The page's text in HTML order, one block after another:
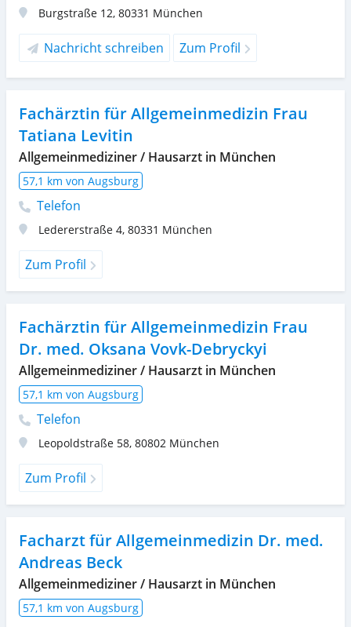
Burgstraße 12, 80331 München
Nachricht schreiben Zum Profil
Fachärztin für Allgemeinmedizin Frau
Tatiana Levitin
Allgemeinmediziner / Hausarzt in München
57,1 km von Augsburg
Telefon
Ledererstraße 4, 80331 München
Zum Profil
Fachärztin für Allgemeinmedizin Frau
Dr. med. Oksana Vovk-Debryckyi
Allgemeinmediziner / Hausarzt in München
57,1 km von Augsburg
Telefon
Leopoldstraße 58, 80802 München
Zum Profil
Facharzt für Allgemeinmedizin Dr. med.
Andreas Beck
Allgemeinmediziner / Hausarzt in München
57,1 km von Augsburg